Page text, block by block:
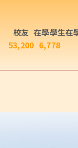
校友
53,200
在學學生
6,778
在